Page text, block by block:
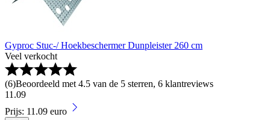
Gyproc Stuc-/ Hoekbeschermer Dunpleister 260 cm
Veel verkocht
(6)Beoordeeld met 4.5 van de 5 sterren, 6 klantreviews
11 .09
Prijs: 11.09 euro